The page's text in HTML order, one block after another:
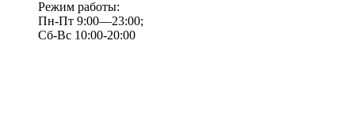
Режим работы:
Пн-Пт 9:00—23:00;
Сб-Вс 10:00-20:00